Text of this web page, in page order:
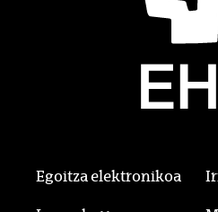
Egoitza elektronikoa